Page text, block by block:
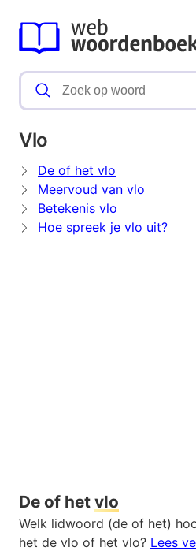
Vlo
De of het vlo
Meervoud van vlo
Betekenis vlo
Hoe spreek je vlo uit?
De of het vlo
Welk lidwoord (de of het)
het de vlo of het vlo? Lees